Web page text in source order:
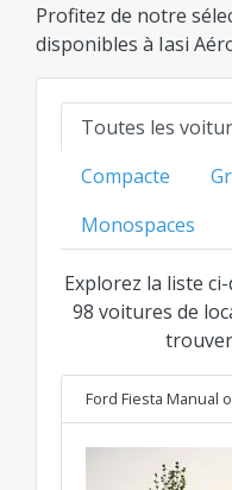
Profitez de notre
disponibles à Iasi
économiques et
SUV ou de luxe,
meilleur prix
catégorie.
Toutes les
Compacte
Monospaces
Explorez la liste
98 voitures de
Ford Fiesta Manual